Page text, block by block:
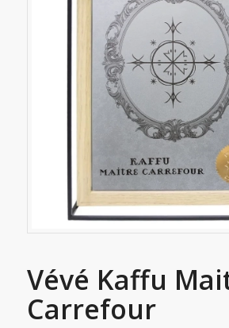
Vévé Kaffu
Carrefour